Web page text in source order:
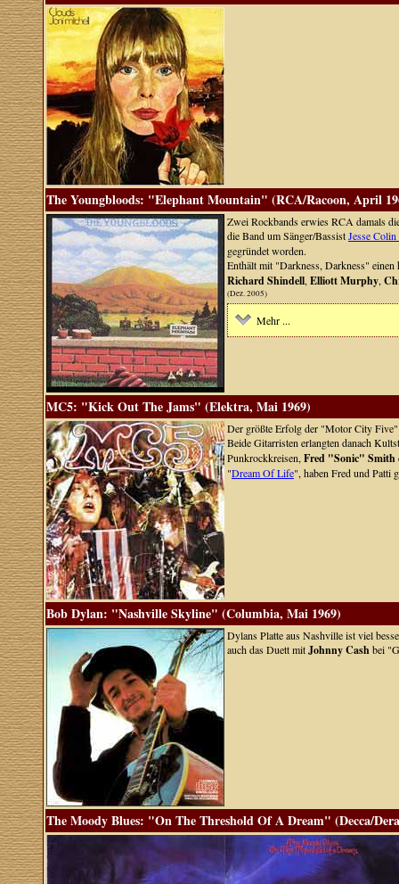
The Youngbloods: "Elephant Mountain" (RCA/Racoon, April
Zwei Rockbands erwies RCA damals
die Band um Sänger/BassistJesse
gegründet worden.
Enthält mit "Darkness, Darkness"
Richard Shindell, Elliott Murphy,
(Dez. 2005)
Mehr ...
MC5: "Kick Out The Jams" (Elektra, Mai 1969)
Der größte Erfolg der "Motor City
Beide Gitarristen erlangten danach
Punkrockkreisen, Fred "Sonic" Smith
"Dream Of Life", haben Fred und Patti
Bob Dylan: "Nashville Skyline" (Columbia, Mai 1969)
Dylans Platte aus Nashville ist viel
auch das Duett mitJohnny Cashbei
The Moody Blues: "On The Threshold Of A Dream" (Decca/